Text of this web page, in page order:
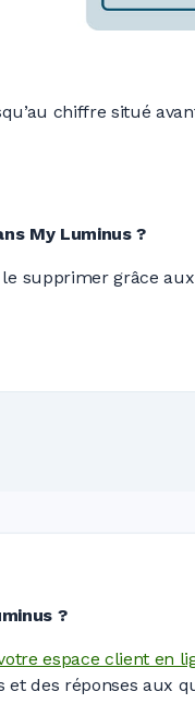
chiffre situé
My Luminus ?
supprimer grâce aux
?
espace client en
des réponses aux